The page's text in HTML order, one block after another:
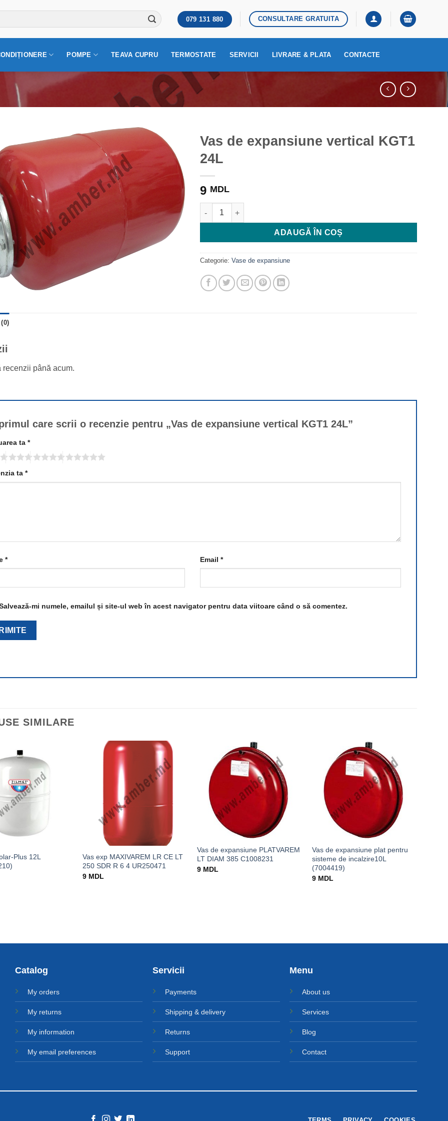
079 131 880 CONSULTARE GRATUITA
POMPE TEAVA CUPRU TERMOSTATE SERVICII LIVRARE & PLATA CONTACTE
Vas de expansiune vertical KGT1
24L
9 MDL
Cantitate Vas de expansiune vertical KGT1 24L
ADAUGĂ ÎN COȘ
Categorie: Vase de expansiune
recenzii până acum.
care scrii o recenzie pentru „Vas de expansiune vertical KGT1 24L”
ta *
ta *
* Email *
mi numele, emailul și site-ul web în acest navigator pentru data viitoare când o să comentez.
SIMILARE
Plus 12L
Vas exp MAXIVAREM LR CE LT
250 SDR R 6 4 UR250471
9 MDL
Vas de expansiune PLATVAREM
LT DIAM 385 C1008231
9 MDL
Vas de expansiune plat pentru
sisteme de incalzire10L
(7004419)
9 MDL
Catalog
My orders
My returns
My information
My email preferences
Servicii
Payments
Shipping & delivery
Returns
Support
Menu
About us
Services
Blog
Contact